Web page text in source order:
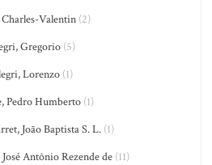
Valentin (2)
Gregorio (5)
Lorenzo (1)
Pedro Humberto(1)
João Baptista S. L.(1)
Antônio Rezende de (11)